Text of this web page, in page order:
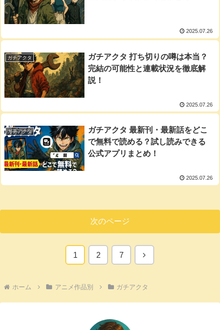
2025.07.26
ガチアクタ
ガチアクタ 打ち切りの噂は本当？
完結の可能性と連載状況を徹底解
説！
2025.07.26
ガチアクタ
ガチアクタ 最新刊・最新話をどこ
で無料で読める？試し読みできる
公式アプリまとめ！
2025.07.26
次のページ
1 2 7 次
ホーム アニメ作品別 ガチアクタ